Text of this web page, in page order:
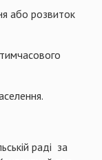
або розвиток
раді за